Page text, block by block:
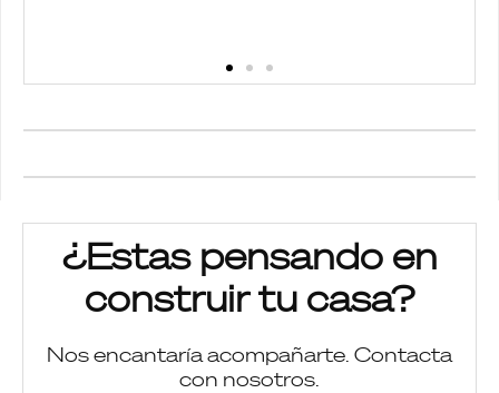
¿Estas pensando en
construir tu casa?
Nos encantaría acompañarte. Contacta
con nosotros.